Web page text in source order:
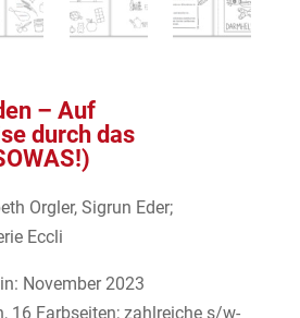
– Auf
durch das
Orgler, Sigrun Eder;
Eccli
November 2023
16 Farbseiten; zahlreiche s/w-